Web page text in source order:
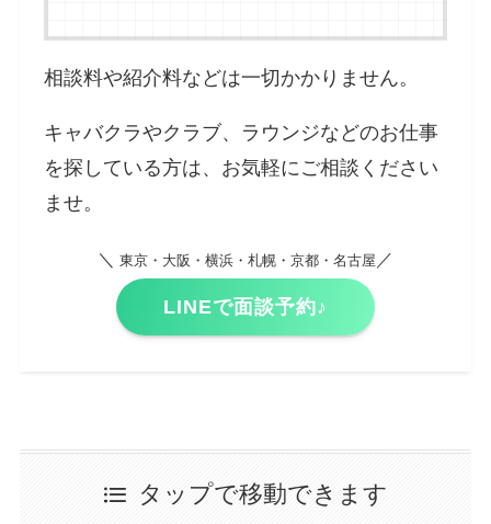
相談料や紹介料などは一切かかりません。
キャバクラやクラブ、ラウンジなどのお仕事
を探している方は、お気軽にご相談ください
ませ。
＼ 東京・大阪・横浜・札幌・京都・名古屋 ／
LINEで面談予約♪
タップで移動できます